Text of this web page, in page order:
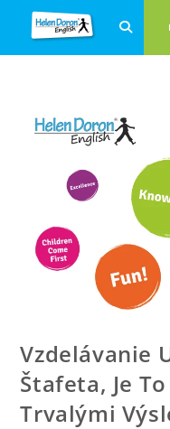
Vzdelávanie
Štafeta, Je
Trvalými